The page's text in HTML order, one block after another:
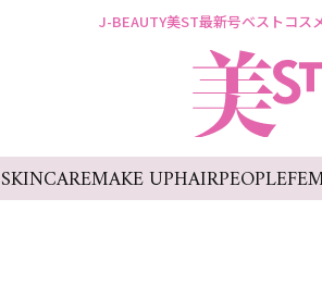
J-BEAUTY美ST最新号ベストコス
SKINCAREMAKE UPHAIRPEOPLE